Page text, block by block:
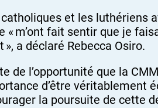
et les luthériens
« m’ont fait sentir que je
a déclaré Rebecca Osiro.
de l’opportunité que la
d’être véritablement
la poursuite de cette